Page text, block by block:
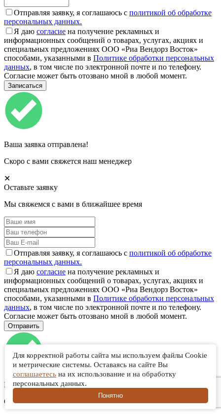
Для корректной работы сайта мы используем файлы Cookie
и метрические системы. Оставаясь на сайте Вы
соглашаетесь на их использование и на обработку
персональных данных.
Понятно
Отправляя заявку, я соглашаюсь с политикой об обработке
персональных данных.
Я даю согласие на получение рекламных и
информационных сообщений о товарах, услугах, акциях и
специальных предложениях ООО «Риа Вендорз Восток»
способами, указанными в Политике обработки персональных
данных, в том числе по электронной почте и по телефону.
Согласие может быть отозвано мной в любой момент.
Ваша заявка отправлена!
Скоро с вами свяжется наш менеджер
✕
Оставьте заявку
Мы свяжемся с вами в ближайшее время
Отправляя заявку, я соглашаюсь с политикой об обработке
персональных данных.
Я даю согласие на получение рекламных и
информационных сообщений о товарах, услугах, акциях и
специальных предложениях ООО «Риа Вендорз Восток»
способами, указанными в Политике обработки персональных
данных, в том числе по электронной почте и по телефону.
Согласие может быть отозвано мной в любой момент.
Ваша заявка отправлена!
Скоро с вами свяжется наш менеджер